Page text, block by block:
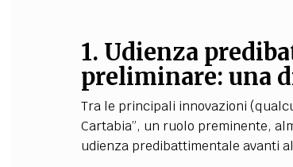
1. Udienza
preliminare: una
Tra le principali innovazioni
Cartabia”, un ruolo preminente,
udienza predibattimentale avanti